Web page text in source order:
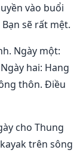
vào buổi
sẽ rất mệt.
Ngày một:
hai: Hang
thôn. Điều
cho Thung
trên sông